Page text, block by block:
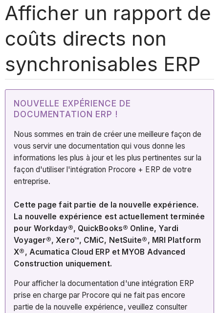
Afficher un rapport de
coûts directs non
synchronisables ERP
NOUVELLE EXPÉRIENCE DE
DOCUMENTATION ERP !
Nous sommes en train de créer une meilleure façon de
vous servir une documentation qui vous donne les
informations les plus à jour et les plus pertinentes sur la
façon d'utiliser l'intégration Procore + ERP de votre
entreprise.
Cette page fait partie de la nouvelle expérience.
La nouvelle expérience est actuellement terminée
pour Workday®, QuickBooks® Online, Yardi
Voyager®, Xero™, CMiC, NetSuite®, MRI Platform
X®, Acumatica Cloud ERP et MYOB Advanced
Construction uniquement.
Pour afficher la documentation d'une intégration ERP
prise en charge par Procore qui ne fait pas encore
partie de la nouvelle expérience, veuillez consulter